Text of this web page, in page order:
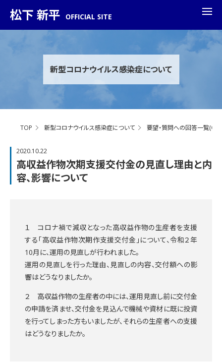
松下 新平 OFFICIAL SITE
新型コロナウイルス感染症について
TOP 新型コロナウイルス感染症について 要望・質問への回答一覧
2020.10.22
高収益作物次期支援交付金の見直し理由と内
容、影響について
１ コロナ禍で減収となった高収益作物の生産者を支援
する「高収益作物次期作支援交付金」について、令和２年
10月に、運用の見直しが行われました。
運用の見直しを行った理由、見直しの内容、交付額への影
響はどうなりましたか。
２ 高収益作物の生産者の中には、運用見直し前に交付金
の申請を済ませ、交付金を見込んで機械や資材に既に投資
を行ってしまった方もいましたが、それらの生産者への支援
はどうなりましたか。